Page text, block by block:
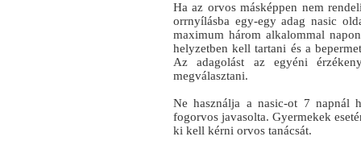
Ha az orvos másképpen nem
orrnyílásba egy-egy adag nasic
maximum három alkalommal
helyzetben kell tartani és a
Az adagolást az egyéni
megválasztani.
Ne használja a nasic-ot 7 napnál
fogorvos javasolta. Gyermekek
ki kell kérni orvos tanácsát.